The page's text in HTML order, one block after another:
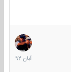
22
آبان
1392